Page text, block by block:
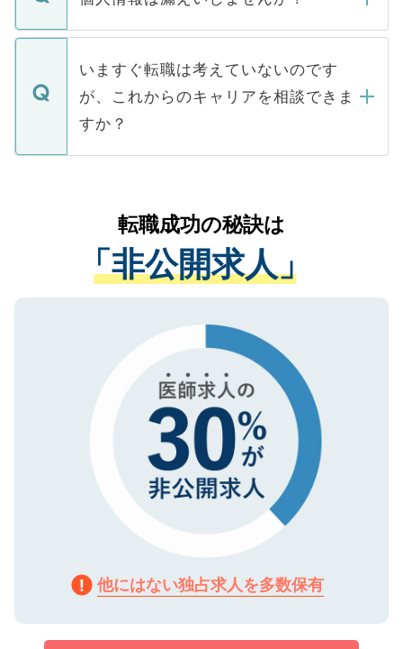
■応募殺到を避けるため 人気のある医療機
関を公にしてしまうと、応募が殺到する場
に、医療機関が求める条件に合った人材の
みを人材紹介会社に依頼するケースが増え
ています。
定を承諾する必要はありません。内定先へ
の辞退の連絡はキャリアパートナーが行い
ますので、ご安心ください。
個人情報が漏えいすることはありませんの
で、ご安心ください。当サイトからの登録
などで収集したご登録者様の個人情報は、
ご本人のキャリアアップおよび転職活動の
支援を目的に使用いたします。お預かりし
ているすべての個人データはご本人の許可
は、個人情報の取り扱いについての厳密な
管理基準を満たした事業者のみに付与され
る、プライバシーマークを取得済みです。
ご登録いただいた個人情報は、SSL（デー
で、機密保持に関してもご安心ください。
いますぐ転職は考えていないのです
が、これからのキャリアを相談できま
すか？
かがいして、現在の医療機関の状況や紹介
経験をまじえながら、適切なアドバイスを
させていただきます。すぐにご転職をされ
ない方には、長期的なサポートが可能です
ので、まずはご登録ください。
転職成功の秘訣は
「非公開求人」
他にはない独占求人を多数保有